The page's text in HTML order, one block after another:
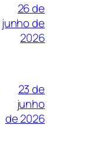
26 de
junho de
2026
23 de
junho
de 2026